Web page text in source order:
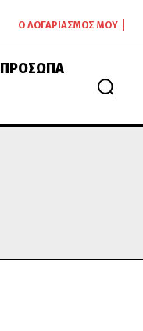
Ο ΛΟΓΑΡΙΑΣΜΌΣ ΜΟΥ
ΠΡΌΣΩΠΑ